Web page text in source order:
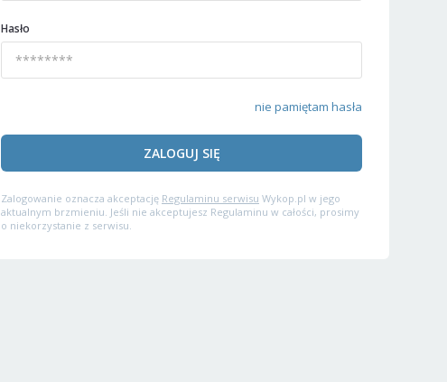
Hasło
nie pamiętam hasła
ZALOGUJ SIĘ
Zalogowanie oznacza akceptację Regulaminu serwisu Wykop.pl w jego
aktualnym brzmieniu. Jeśli nie akceptujesz Regulaminu w całości, prosimy
o niekorzystanie z serwisu.